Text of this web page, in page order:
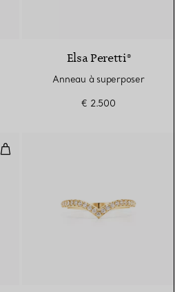
Elsa Peretti®
Anneau à superposer
€ 2.500
Alliance Olive Leaf en or jaune